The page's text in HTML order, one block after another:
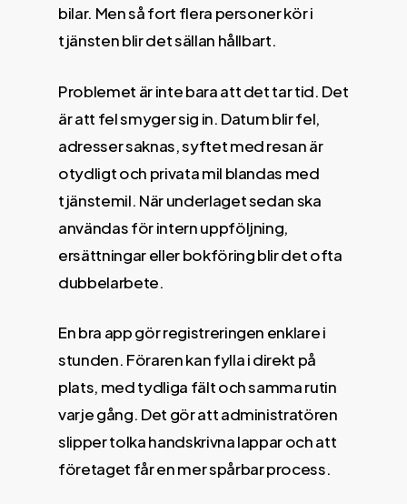
bilar. Men så fort flera personer kör i
tjänsten blir det sällan hållbart.
Problemet är inte bara att det tar tid. Det
är att fel smyger sig in. Datum blir fel,
adresser saknas, syftet med resan är
otydligt och privata mil blandas med
tjänstemil. När underlaget sedan ska
användas för intern uppföljning,
ersättningar eller bokföring blir det ofta
dubbelarbete.
En bra app gör registreringen enklare i
stunden. Föraren kan fylla i direkt på
plats, med tydliga fält och samma rutin
varje gång. Det gör att administratören
slipper tolka handskrivna lappar och att
företaget får en mer spårbar process.